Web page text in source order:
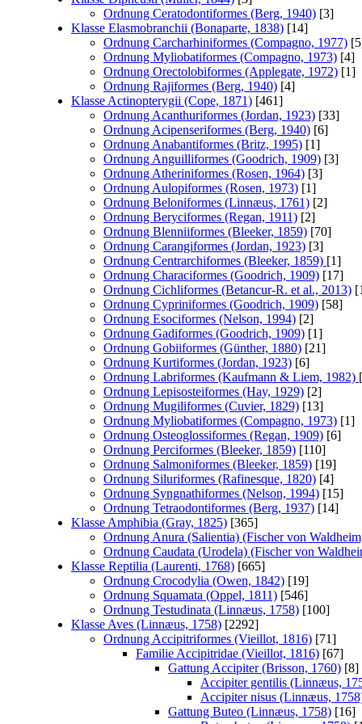
Ordnung Ceratodontiformes (Berg, 1940) [3]
Klasse Elasmobranchii (Bonaparte, 1838) [14]
Ordnung Carcharhiniformes (Compagno, 1977)
Ordnung Myliobatiformes (Compagno, 1973) [4]
Ordnung Orectolobiformes (Applegate, 1972) [1]
Ordnung Rajiformes (Berg, 1940) [4]
Klasse Actinopterygii (Cope, 1871) [461]
Ordnung Acanthuriformes (Jordan, 1923) [33]
Ordnung Acipenseriformes (Berg, 1940) [6]
Ordnung Anabantiformes (Britz, 1995) [1]
Ordnung Anguilliformes (Goodrich, 1909) [3]
Ordnung Atheriniformes (Rosen, 1964) [3]
Ordnung Aulopiformes (Rosen, 1973) [1]
Ordnung Beloniformes (Linnæus, 1761) [2]
Ordnung Beryciformes (Regan, 1911) [2]
Ordnung Blenniiformes (Bleeker, 1859) [70]
Ordnung Carangiformes (Jordan, 1923) [3]
Ordnung Centrarchiformes (Bleeker, 1859) [1]
Ordnung Characiformes (Goodrich, 1909) [17]
Ordnung Cichliformes (Betancur-R. et al., 2013)
Ordnung Cypriniformes (Goodrich, 1909) [58]
Ordnung Esociformes (Nelson, 1994) [2]
Ordnung Gadiformes (Goodrich, 1909) [1]
Ordnung Gobiiformes (Günther, 1880) [21]
Ordnung Kurtiformes (Jordan, 1923) [6]
Ordnung Labriformes (Kaufmann & Liem, 1982)
Ordnung Lepisosteiformes (Hay, 1929) [2]
Ordnung Mugiliformes (Cuvier, 1829) [13]
Ordnung Myliobatiformes (Compagno, 1973) [1]
Ordnung Osteoglossiformes (Regan, 1909) [6]
Ordnung Perciformes (Bleeker, 1859) [110]
Ordnung Salmoniformes (Bleeker, 1859) [19]
Ordnung Siluriformes (Rafinesque, 1820) [4]
Ordnung Syngnathiformes (Nelson, 1994) [15]
Ordnung Tetraodontiformes (Berg, 1937) [14]
Klasse Amphibia (Gray, 1825) [365]
Ordnung Anura (Salientia) (Fischer von
Ordnung Caudata (Urodela) (Fischer von
Klasse Reptilia (Laurenti, 1768) [665]
Ordnung Crocodylia (Owen, 1842) [19]
Ordnung Squamata (Oppel, 1811) [546]
Ordnung Testudinata (Linnæus, 1758) [100]
Klasse Aves (Linnæus, 1758) [2292]
Ordnung Accipitriformes (Vieillot, 1816) [71]
Familie Accipitridae (Vieillot, 1816) [67]
Gattung Accipiter (Brisson, 1760) [8]
Accipiter gentilis (Linnæus,
Accipiter nisus (Linnæus,
Gattung Buteo (Linnæus, 1758) [16]